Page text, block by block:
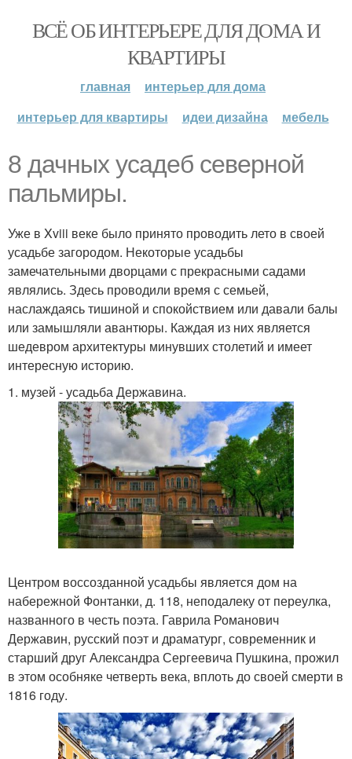
ВСЁ ОБ ИНТЕРЬЕРЕ ДЛЯ ДОМА И
КВАРТИРЫ
главная
интерьер для дома
интерьер для квартиры
идеи дизайна мебель
8 дачных усадеб северной
пальмиры.
Уже в Xviii веке было принято проводить лето в своей
усадьбе загородом. Некоторые усадьбы
замечательными дворцами с прекрасными садами
являлись. Здесь проводили время с семьей,
наслаждаясь тишиной и спокойствием или давали балы
или замышляли авантюры. Каждая из них является
шедевром архитектуры минувших столетий и имеет
интересную историю.
1. музей - усадьба Державина.
Центром воссозданной усадьбы является дом на
набережной Фонтанки, д. 118, неподалеку от переулка,
названного в честь поэта. Гаврила Романович
Державин, русский поэт и драматург, современник и
старший друг Александра Сергеевича Пушкина, прожил
в этом особняке четверть века, вплоть до своей смерти в
1816 году.